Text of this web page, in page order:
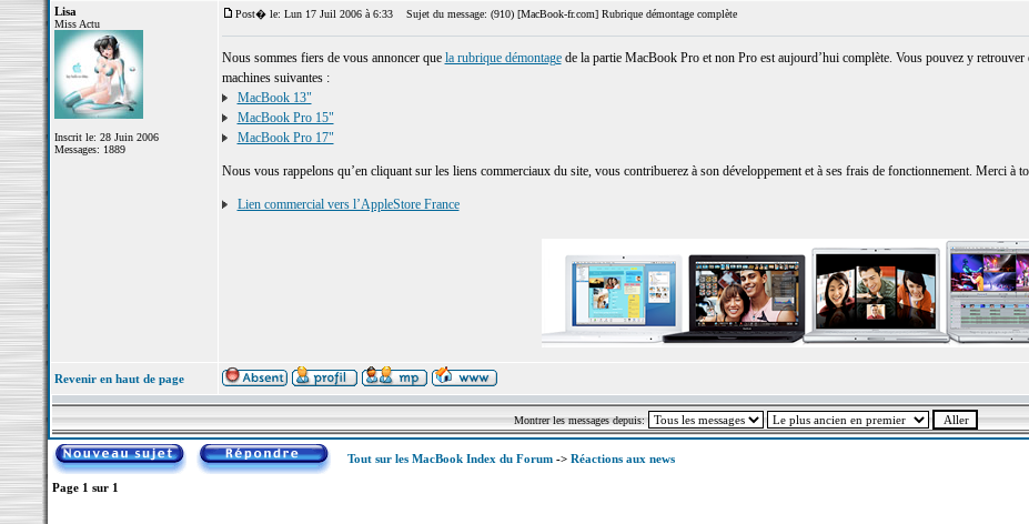
Lisa
Miss Actu
Inscrit le: 28 Juin 2006
Messages: 1889
Post� le: Lun 17 Juil 2006 à 6:33 Sujet du message: (910) [MacBook-fr.com] Rubrique démontage complète
Nous sommes fiers de vous annoncer que la rubrique démontagede la partie MacBook Pro et non Pro est aujourd’hui complète. Vous pouvez y
machines suivantes :
MacBook 13"
MacBook Pro 15"
MacBook Pro 17"
Nous vous rappelons qu’en cliquant sur les liens commerciaux du site, vous contribuerez à son développement et à ses frais de fonctionnement. Merci à
Lien commercial vers l’AppleStore France
Revenir en haut de page
Montrer les messages depuis:
Tout sur les MacBook Index du Forum-> Réactions aux news
Page 1 sur 1